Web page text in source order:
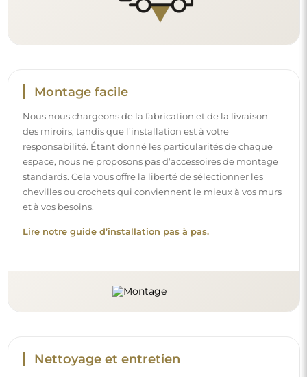
Montage facile
Nous nous chargeons de la fabrication et de la livraison
des miroirs, tandis que l’installation est à votre
responsabilité. Étant donné les particularités de chaque
espace, nous ne proposons pas d’accessoires de montage
standards. Cela vous offre la liberté de sélectionner les
chevilles ou crochets qui conviennent le mieux à vos murs
et à vos besoins.
Lire notre guide d’installation pas à pas.
Nettoyage et entretien